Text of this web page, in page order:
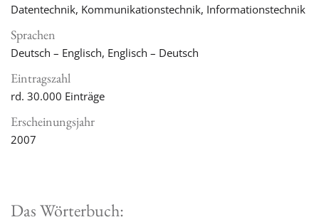
Datentechnik, Kommunikationstechnik, Informationstechnik
Sprachen
Deutsch – Englisch, Englisch – Deutsch
Eintragszahl
rd. 30.000 Einträge
Erscheinungsjahr
2007
Das Wörterbuch: